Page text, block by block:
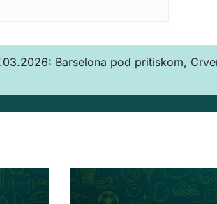
Barselona pod pritiskom,